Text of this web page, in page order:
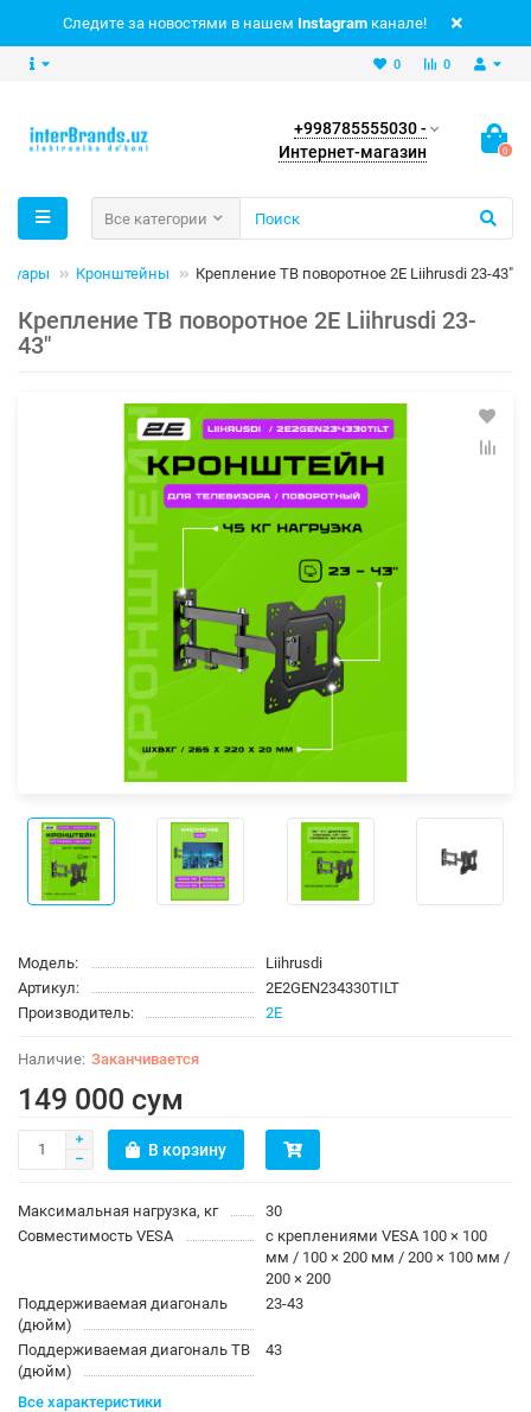
Следите за новостями в нашем Instagram канале!
0
0
+998785555030 -
Интернет-магазин
0
Все категории
Кронштейны Крепление ТВ поворотное 2E Liihrusdi 23-43"
Крепление ТВ поворотное 2E Liihrusdi 23-
43"
Модель:
Liihrusdi
Артикул:
2E2GEN234330TILT
Производитель:
2E
Заканчивается
149 000 сум
В корзину
Максимальная нагрузка, кг
30
Совместимость VESA
с креплениями VESA 100 × 100
мм / 100 × 200 мм / 200 × 100 мм /
200 × 200
Поддерживаемая диагональ
(дюйм)
23-43
Поддерживаемая диагональ ТВ
(дюйм)
43
Все характеристики